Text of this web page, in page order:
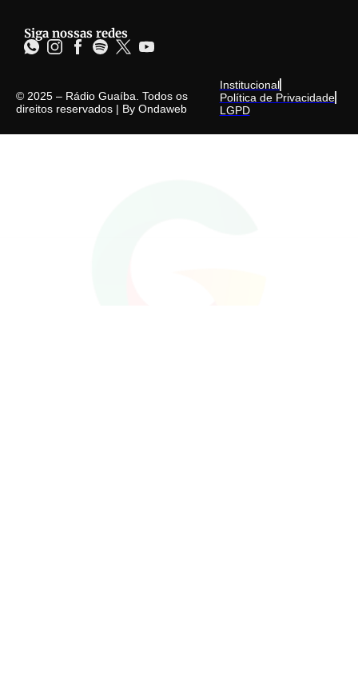
Siga nossas redes
© 2025 – Rádio Guaíba. Todos os
direitos reservados | By Ondaweb
Institucional
Política de Privacidade
LGPD